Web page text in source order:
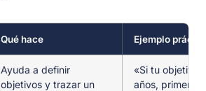
Qué hace Ejemplo
Ayuda a definir
objetivos y trazar un
«Si tu objetivo
años, primero